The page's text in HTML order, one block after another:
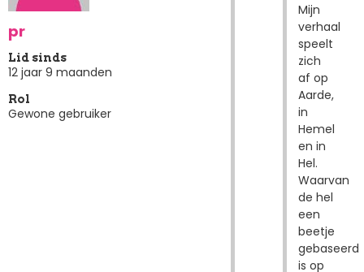
pr
Lid sinds
12 jaar 9 maanden
Rol
Gewone gebruiker
Mijn
verhaal
speelt
zich
af op
Aarde,
in
Hemel
en in
Hel.
Waarvan
de hel
een
beetje
gebaseerd
is op